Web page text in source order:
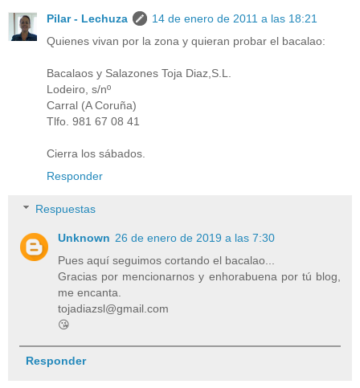
Pilar - Lechuza
14 de enero de 2011 a las 18:21
Quienes vivan por la zona y quieran probar el bacalao:
Bacalaos y Salazones Toja Diaz,S.L.
Lodeiro, s/nº
Carral (A Coruña)
Tlfo. 981 67 08 41
Cierra los sábados.
Responder
Respuestas
Unknown 26 de enero de 2019 a las 7:30
Pues aquí seguimos cortando el bacalao...
Gracias por mencionarnos y enhorabuena por tú blog,
me encanta.
tojadiazsl@gmail.com
😘
Responder